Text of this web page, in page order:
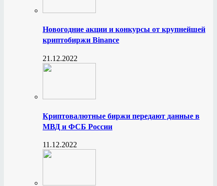
Новогодние акции и конкурсы от крупнейшей
криптобиржи Binance
21.12.2022
Криптовалютные биржи передают данные в
МВД и ФСБ России
11.12.2022